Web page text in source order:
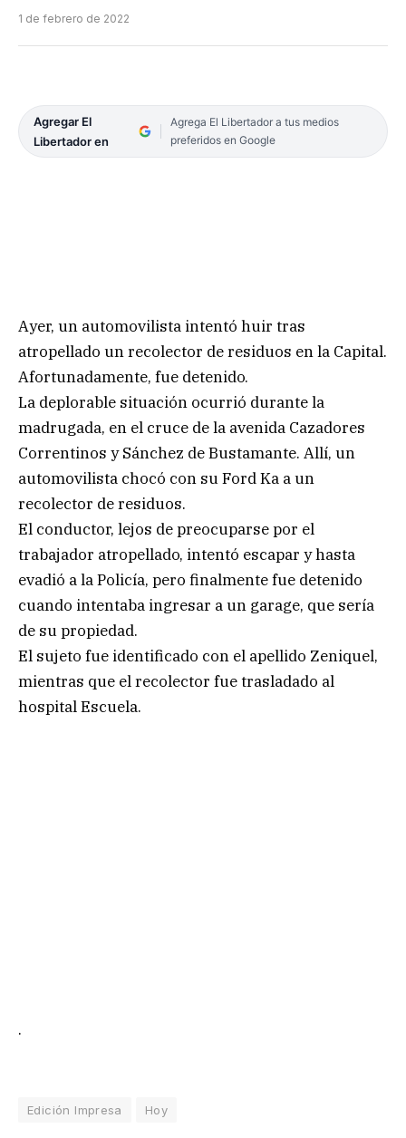
1 de febrero de 2022
Agregar El
Libertador en
Agrega El Libertador a tus medios
preferidos en Google
Ayer, un automovilista intentó huir tras
atropellado un recolector de residuos en la Capital.
Afortunadamente, fue detenido.
La deplorable situación ocurrió durante la
madrugada, en el cruce de la avenida Cazadores
Correntinos y Sánchez de Bustamante. Allí, un
automovilista chocó con su Ford Ka a un
recolector de residuos.
El conductor, lejos de preocuparse por el
trabajador atropellado, intentó escapar y hasta
evadió a la Policía, pero finalmente fue detenido
cuando intentaba ingresar a un garage, que sería
de su propiedad.
El sujeto fue identificado con el apellido Zeniquel,
mientras que el recolector fue trasladado al
hospital Escuela.
.
Edición Impresa Hoy